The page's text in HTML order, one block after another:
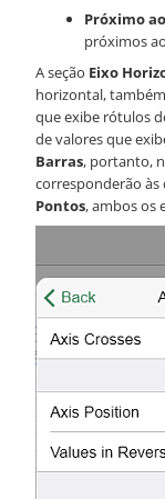
Próximo
próximos
A seção Eixo
horizontal,
que exibe rótulos
de valores que
Barras, portanto,
corresponderão às
Pontos, ambos os